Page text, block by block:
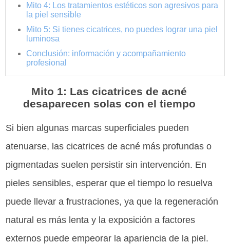
Mito 4: Los tratamientos estéticos son agresivos para
la piel sensible
Mito 5: Si tienes cicatrices, no puedes lograr una piel
luminosa
Conclusión: información y acompañamiento
profesional
Mito 1: Las cicatrices de acné
desaparecen solas con el tiempo
Si bien algunas marcas superficiales pueden
atenuarse, las cicatrices de acné más profundas o
pigmentadas suelen persistir sin intervención. En
pieles sensibles, esperar que el tiempo lo resuelva
puede llevar a frustraciones, ya que la regeneración
natural es más lenta y la exposición a factores
externos puede empeorar la apariencia de la piel.